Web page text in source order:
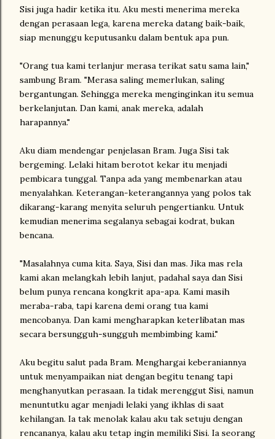
Sisi juga hadir ketika itu. Aku mesti menerima mereka
dengan perasaan lega, karena mereka datang baik-baik,
siap menunggu keputusanku dalam bentuk apa pun.
"Orang tua kami terlanjur merasa terikat satu sama lain,"
sambung Bram. "Merasa saling memerlukan, saling
bergantungan. Sehingga mereka menginginkan itu semua
berkelanjutan. Dan kami, anak mereka, adalah
harapannya."
Aku diam mendengar penjelasan Bram. Juga Sisi tak
bergeming. Lelaki hitam berotot kekar itu menjadi
pembicara tunggal. Tanpa ada yang membenarkan atau
menyalahkan. Keterangan-keterangannya yang polos tak
dikarang-karang menyita seluruh pengertianku. Untuk
kemudian menerima segalanya sebagai kodrat, bukan
bencana.
"Masalahnya cuma kita. Saya, Sisi dan mas. Jika mas rela
kami akan melangkah lebih lanjut, padahal saya dan Sisi
belum punya rencana kongkrit apa-apa. Kami masih
meraba-raba, tapi karena demi orang tua kami
mencobanya. Dan kami mengharapkan keterlibatan mas
secara bersungguh-sungguh membimbing kami."
Aku begitu salut pada Bram. Menghargai keberaniannya
untuk menyampaikan niat dengan begitu tenang tapi
menghanyutkan perasaan. Ia tidak merenggut Sisi, namun
menuntutku agar menjadi lelaki yang ikhlas di saat
kehilangan. Ia tak menolak kalau aku tak setuju dengan
rencananya, kalau aku tetap ingin memiliki Sisi. Ia seorang